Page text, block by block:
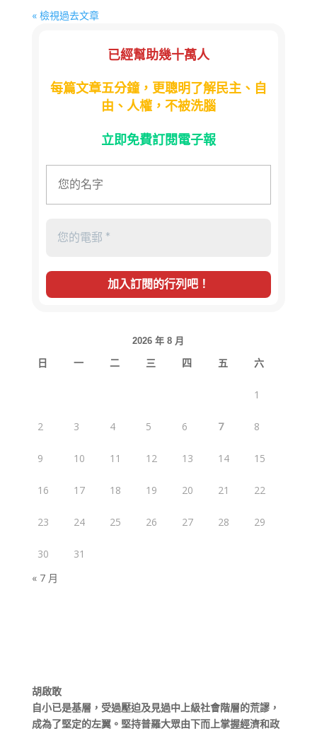
« 檢視過去文章
已經幫助幾十萬人
每篇文章五分鐘，更聰明了解民主、自
由、人權，不被洗腦
立即免費訂閱電子報
2026 年 8 月
日 一 二 三 四 五 六
1
2 3 4 5 6 7 8
9 10 11 12 13 14 15
16 17 18 19 20 21 22
23 24 25 26 27 28 29
30
31
« 7 月
胡啟敢
自小已是基層，受過壓迫及見過中上級社會階層的荒謬，
成為了堅定的左翼。堅持普羅大眾由下而上掌握經濟和政